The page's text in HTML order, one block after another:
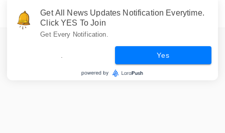
Get All News Updates Notification Everytime.
Click YES To Join
Get Every Notification.
Yes